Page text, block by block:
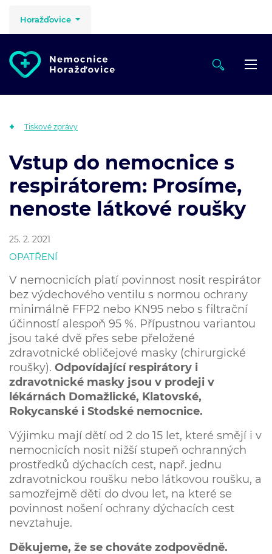
Horažďovice
Tiskové zprávy
Vstup do nemocnice s
respirátorem: Prosíme,
nenoste látkové roušky
25. 2. 2021
OPATŘENÍ
V nemocnicích platí povinnost nosit respirátor
bez výdechového ventilu s normou ochrany
minimálně FFP2 nebo KN95 nebo s filtrační
účinností alespoň 95 %. Přípustnou variantou
jsou také dvě přes sebe přeložené
zdravotnické obličejové masky (chirurgické
roušky). Odpovídající respirátory i
zdravotnické masky jsou v prodeji v
lékárnách Domažlické, Klatovské,
Rokycanské i Stodské nemocnice.
Výjimku mají dětí od 2 do 15 let, které smějí i v
nemocnicích nosit nižší stupeň ochranných
prostředků dýchacích cest, např. jednu
zdravotnickou roušku nebo látkovou roušku, a
samozřejmě děti do dvou let, na které se
povinnost nošení ochrany dýchacích cest
nevztahuje.
Děkujeme, že se chováte zodpovědně.